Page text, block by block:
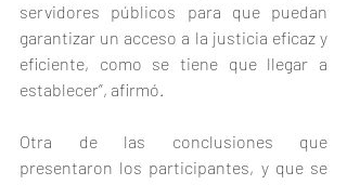
servidores públicos para que puedan
garantizar un acceso a la justicia eficaz y
eficiente, como se tiene que llegar a
establecer”, afirmó.
Otra de las conclusiones que
presentaron los participantes, y que se